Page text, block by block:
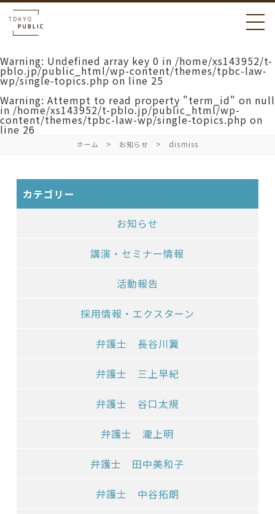
Warning: Undefined array key 0 in /home/xs143952/t-
pblo.jp/public_html/wp-content/themes/tpbc-law-
wp/single-topics.php on line 25
Warning: Attempt to read property "term_id" on null
in /home/xs143952/t-pblo.jp/public_html/wp-
content/themes/tpbc-law-wp/single-topics.php on
line 26
ホーム お知らせ dismiss
カテゴリー
お知らせ
講演・セミナー情報
活動報告
採用情報・エクスターン
弁護士 長谷川翼
弁護士 三上早紀
弁護士 谷口太規
弁護士 瀧上明
弁護士 田中美和子
弁護士 中谷拓朗